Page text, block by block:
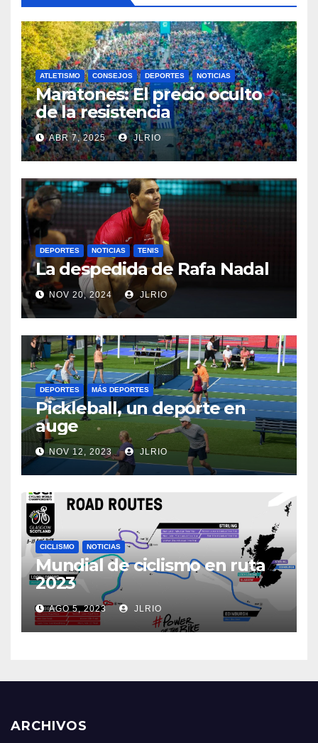
ATLETISMO CONSEJOS DEPORTES NOTICIAS
Maratones: El precio oculto
de la resistencia
ABR 7, 2025 JLRIO
DEPORTES NOTICIAS TENIS
La despedida de Rafa Nadal
NOV 20, 2024 JLRIO
DEPORTES MÁS DEPORTES
Pickleball, un deporte en
auge
NOV 12, 2023 JLRIO
CICLISMO NOTICIAS
Mundial de ciclismo en ruta
2023
AGO 5, 2023 JLRIO
ARCHIVOS